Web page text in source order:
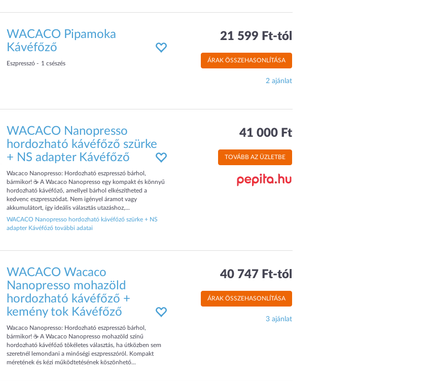
WACACO Pipamoka
Kávéfőző
Eszpresszó 1 csészés
21 599 Ft-tól
ÁRAK ÖSSZEHASONLÍTÁSA
2 ajánlat
WACACO Nanopresso
hordozható kávéfőző szürke
+ NS adapter Kávéfőző
Wacaco Nanopresso: Hordozható eszpresszó bárhol,
bármikor! ☕ A Wacaco Nanopresso egy kompakt és könnyű
hordozható kávéfőző, amellyel bárhol elkészítheted a
kedvenc eszpresszódat. Nem igényel áramot vagy
akkumulátort, így ideális választás utazáshoz,...
WACACO Nanopresso hordozható kávéfőző szürke + NS
adapter Kávéfőző további adatai
41 000 Ft
TOVÁBB AZ ÜZLETBE
WACACO Wacaco
Nanopresso mohazöld
hordozható kávéfőző +
kemény tok Kávéfőző
Wacaco Nanopresso: Hordozható eszpresszó bárhol,
bármikor! ☕ A Wacaco Nanopresso mohazöld színű
hordozható kávéfőző tökéletes választás, ha útközben sem
szeretnél lemondani a minőségi eszpresszóról. Kompakt
méretének és kézi működtetésének köszönhető...
40 747 Ft-tól
ÁRAK ÖSSZEHASONLÍTÁSA
3 ajánlat